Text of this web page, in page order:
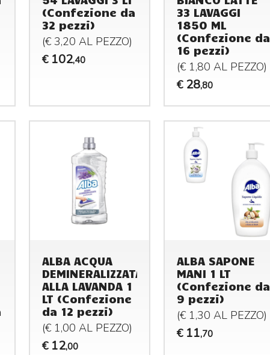
(Confezione da
32 pezzi)
(€ 3,20 AL PEZZO)
€ 102,40
33 LAVAGGI
1850 ML
(Confezione da
16 pezzi)
(€ 1,80 AL PEZZO)
€ 28,80
ALBA ACQUA
DEMINERALIZZATA
ALLA LAVANDA 1
LT (Confezione
da 12 pezzi)
(€ 1,00 AL PEZZO)
€ 12,00
ALBA SAPONE
MANI 1 LT
(Confezione da
9 pezzi)
(€ 1,30 AL PEZZO)
€ 11,70